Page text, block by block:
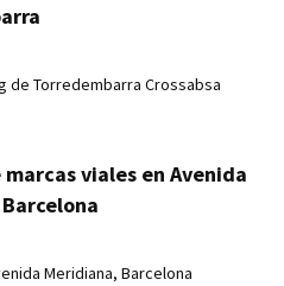
de Torredembarra Crossabsa
marcas viales en Avenida
Meridiana, Barcelona